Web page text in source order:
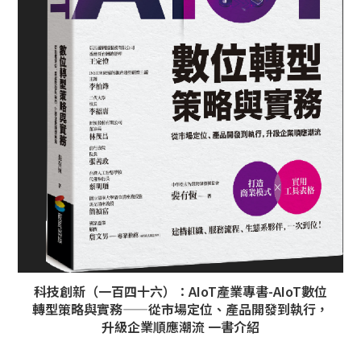
科技創新（一百四十六）：AIoT產業專書-AIoT數位
轉型策略與實務——從市場定位、產品開發到執行，
升級企業順應潮流 一書介紹